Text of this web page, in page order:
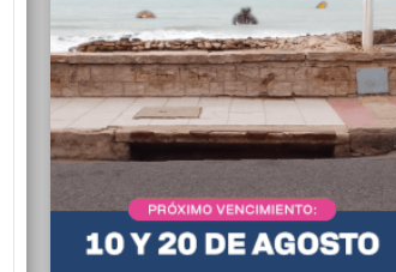
proyecto político del movimiento nacional y
popular en la Argentina”
11/07/2008 11:46
Récord histórico: más de 5 mil jóvenes
inscriptos en La Costa